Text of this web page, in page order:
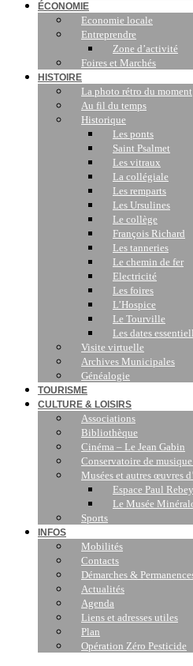
ÉCONOMIE
Economie locale
Entreprendre
Zone d’activité
Foires et Marchés
HISTOIRE
La photo rétro du moment
Au fil du temps
Historique
Les ponts
Saint Psalmet
Les vitraux
La collégiale
Les remparts
Les Ursulines
Le collège
François Richard
Les tanneries
Le chemin de fer
Electricité
Les foires
L’Hospice
Le Tourville
Les dates
Visite virtuelle
Archives Municipales
Généalogie
TOURISME
CULTURE & LOISIRS
Associations
Bibliothèque
Cinéma – Le Jean Gabin
Conservatoire de musique
Musées et autres œuvres
Espace Paul
Le Musée
Sports
INFOS
Mobilités
Contacts
Démarches &
Actualités
Agenda
Liens et adresses utiles
Plan
Opération Zéro Pesticide